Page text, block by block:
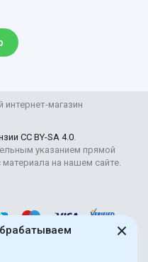
Правительства
магазин
CC BY-SA 4.0.
указанием прямой
на нашем сайте.